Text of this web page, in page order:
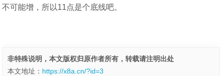
不可能增，所以11点是个底线吧。
非特殊说明，本文版权归原作者所有，转载请注明出处
本文地址： https://x8a.cn/?id=3